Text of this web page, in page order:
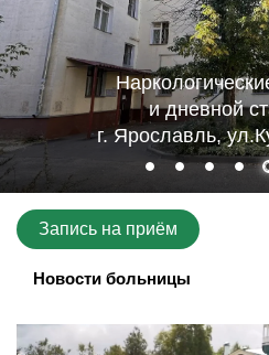
и дневной
г. Ярославль,
Запись на приём
Новости больницы